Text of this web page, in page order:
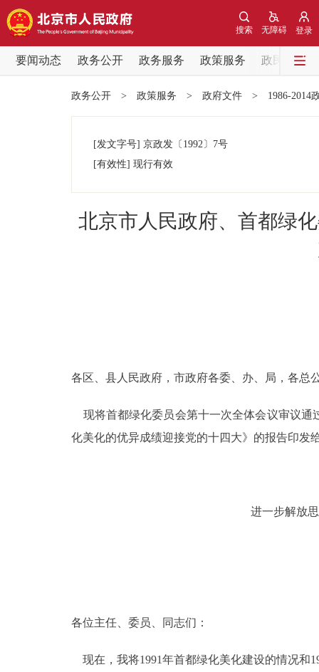
登录
无障碍
搜索
要闻动态 政务公开 政务服务 政策服务
政民互动
党中央精神
参与调查
走进北京
政务公开 > 政策服务 > 政府文件 > 1986-2014
[发文字号] 京政发 〔1992〕 7号
[有效性] 现行有效
北京市人民政府、首都绿
各区、县人民政府，市政府各委、办、局，各总
现将首都绿化委员会第十一次全体会议审议通
化美化的优异成绩迎接党的十四大》的报告印发
进一步解放
各位主任、委员、同志们：
现在，我将1991年首都绿化美化建设的情况和